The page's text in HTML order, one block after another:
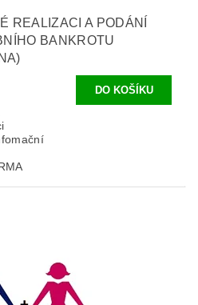
REALIZACI A PODÁNÍ
BANKROTU